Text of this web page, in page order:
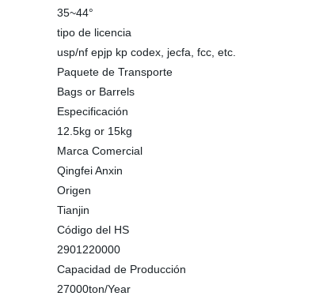
35~44°
tipo de licencia
usp/nf epjp kp codex, jecfa, fcc, etc.
Paquete de Transporte
Bags or Barrels
Especificación
12.5kg or 15kg
Marca Comercial
Qingfei Anxin
Origen
Tianjin
Código del HS
2901220000
Capacidad de Producción
27000ton/Year